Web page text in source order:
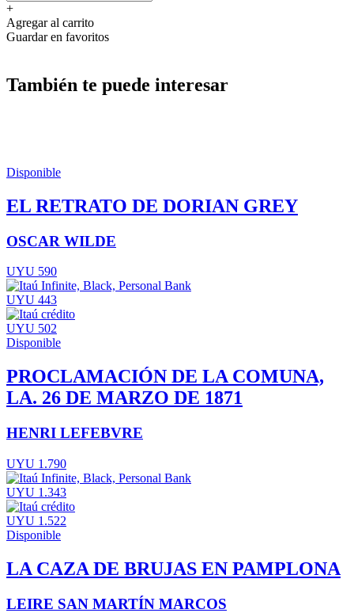
+
Agregar al carrito
Guardar en favoritos
También te puede interesar
Disponible
EL RETRATO DE DORIAN GREY
OSCAR WILDE
UYU 590
UYU 443
UYU 502
Disponible
PROCLAMACIÓN DE LA COMUNA,
LA. 26 DE MARZO DE 1871
HENRI LEFEBVRE
UYU 1.790
UYU 1.343
UYU 1.522
Disponible
LA CAZA DE BRUJAS EN PAMPLONA
LEIRE SAN MARTÍN MARCOS